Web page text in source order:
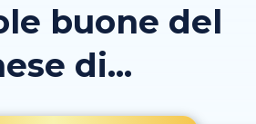
buone del
di...